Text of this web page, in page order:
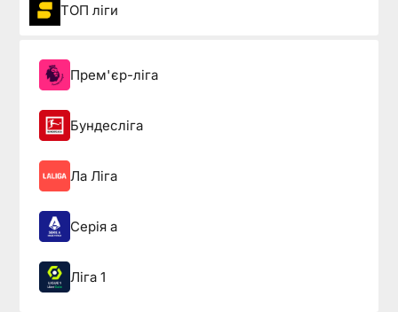
ТОП ліги
Прем'єр-ліга
Бундесліга
Ла Ліга
Серія а
Ліга 1